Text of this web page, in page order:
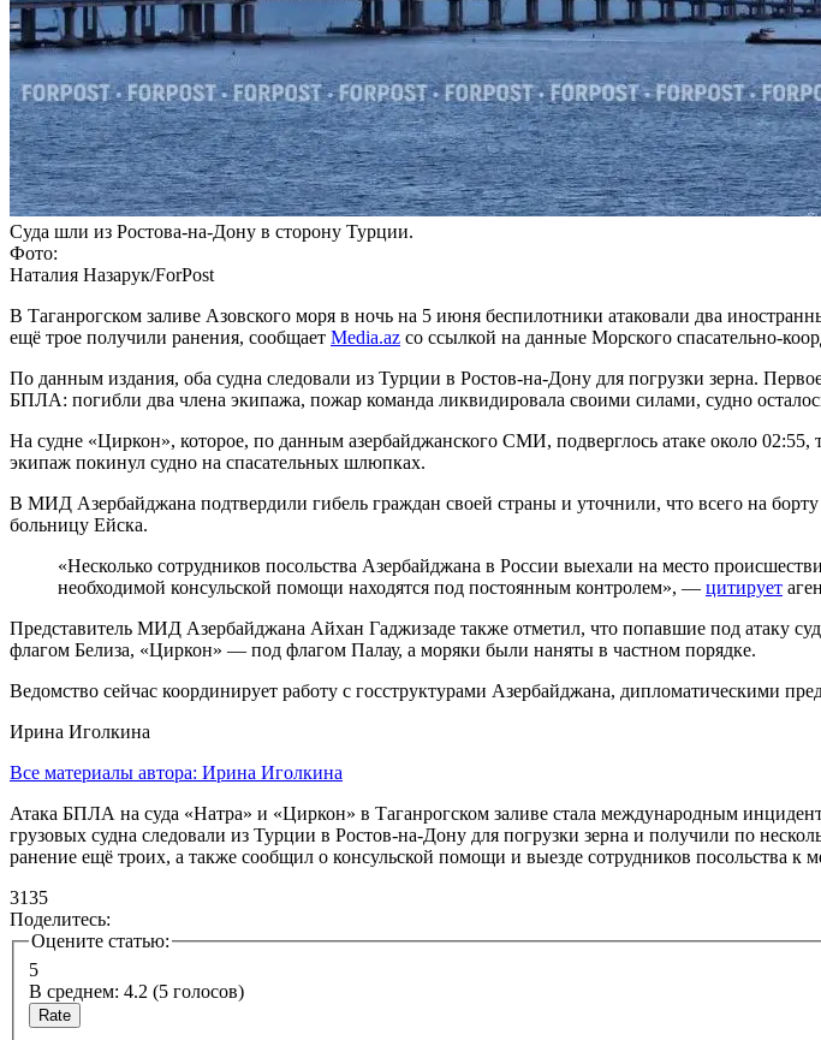
Суда шли из Ростова-на-Дону в сторону Турции.
Фото:
Наталия Назарук/ForPost
В Таганрогском заливе Азовского моря в ночь на 5 июня беспилотники атаковали два
ещё трое получили ранения, сообщает Media.az со ссылкой на данные Морского спасательно-
По данным издания, оба судна следовали из Турции в Ростов-на-Дону для погрузки зерна.
БПЛА: погибли два члена экипажа, пожар команда ликвидировала своими силами, судно
На судне «Циркон», которое, по данным азербайджанского СМИ, подверглось атаке около
экипаж покинул судно на спасательных шлюпках.
В МИД Азербайджана подтвердили гибель граждан своей страны и уточнили, что всего на
больницу Ейска.
«Несколько сотрудников посольства Азербайджана в России выехали на место
необходимой консульской помощи находятся под постоянным контролем», — цитирует
Представитель МИД Азербайджана Айхан Гаджизаде также отметил, что попавшие под атаку
флагом Белиза, «Циркон» — под флагом Палау, а моряки были наняты в частном порядке.
Ведомство сейчас координирует работу с госструктурами Азербайджана, дипломатическими
Ирина Иголкина
Все материалы автора: Ирина Иголкина
Атака БПЛА на суда «Натра» и «Циркон» в Таганрогском заливе стала международным
грузовых судна следовали из Турции в Ростов-на-Дону для погрузки зерна и получили по
ранение ещё троих, а также сообщил о консульской помощи и выезде сотрудников посольства к
3135
Поделитесь:
Оцените статью:
5
В среднем: 4.2 (5 голосов)